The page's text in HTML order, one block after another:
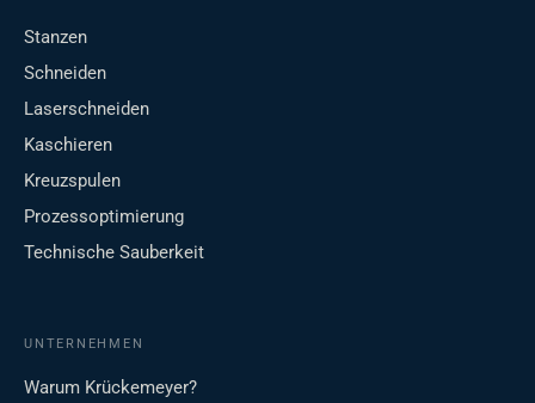
Stanzen
Schneiden
Laserschneiden
Kaschieren
Kreuzspulen
Prozessoptimierung
Technische Sauberkeit
UNTERNEHMEN
Warum Krückemeyer?